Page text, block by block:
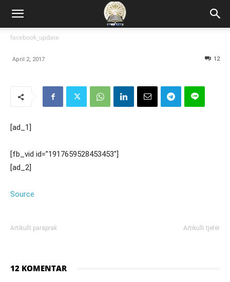
facebook_update
April 2, 2017 12
[ad_1]
[fb_vid id=”1917659528453453″]
[ad_2]
Source
Artikulli paraprak Artikulli tjetër
12 KOMENTAR